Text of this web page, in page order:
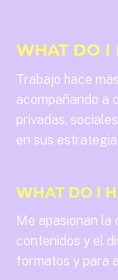
WHAT DO I
Trabajo hace
acompañando a
privadas,
en sus
WHAT DO I
Me apasionan la
contenidos y el
formatos y para